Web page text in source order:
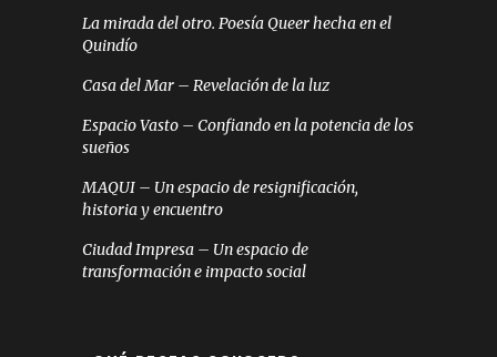
La mirada del otro. Poesía Queer hecha en el
Quindío
Casa del Mar – Revelación de la luz
Espacio Vasto – Confiando en la potencia de los
sueños
MAQUI – Un espacio de resignificación,
historia y encuentro
Ciudad Impresa – Un espacio de
transformación e impacto social